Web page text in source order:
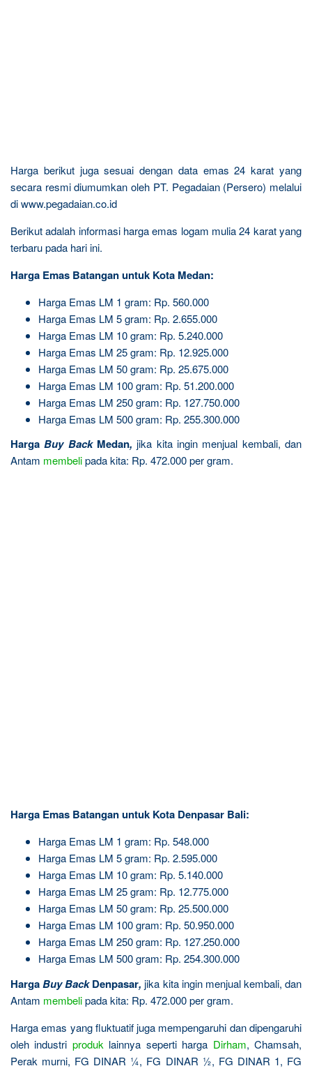
Harga berikut juga sesuai dengan data emas 24 karat yang
secara resmi diumumkan oleh PT. Pegadaian (Persero) melalui
di www.pegadaian.co.id
Berikut adalah informasi harga emas logam mulia 24 karat yang
terbaru pada hari ini.
Harga Emas Batangan untuk Kota Medan:
Harga Emas LM 1 gram: Rp. 560.000
Harga Emas LM 5 gram: Rp. 2.655.000
Harga Emas LM 10 gram: Rp. 5.240.000
Harga Emas LM 25 gram: Rp. 12.925.000
Harga Emas LM 50 gram: Rp. 25.675.000
Harga Emas LM 100 gram: Rp. 51.200.000
Harga Emas LM 250 gram: Rp. 127.750.000
Harga Emas LM 500 gram: Rp. 255.300.000
HargaBuy Back Medan, jika kita ingin menjual kembali, dan
Antam membelipada kita: Rp. 472.000 per gram.
Harga Emas Batangan untuk Kota Denpasar Bali:
Harga Emas LM 1 gram: Rp. 548.000
Harga Emas LM 5 gram: Rp. 2.595.000
Harga Emas LM 10 gram: Rp. 5.140.000
Harga Emas LM 25 gram: Rp. 12.775.000
Harga Emas LM 50 gram: Rp. 25.500.000
Harga Emas LM 100 gram: Rp. 50.950.000
Harga Emas LM 250 gram: Rp. 127.250.000
Harga Emas LM 500 gram: Rp. 254.300.000
HargaBuy BackDenpasar, jika kita ingin menjual kembali, dan
Antam membelipada kita: Rp. 472.000 per gram.
Harga emas yang fluktuatif juga mempengaruhi dan dipengaruhi
oleh industri produk lainnya seperti harga Dirham, Chamsah,
Perak murni, FG DINAR ¼, FG DINAR ½, FG DINAR 1, FG